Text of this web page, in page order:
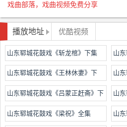
戏曲部落，戏曲视频免费分享
播放地址 优酷视频
山东郓城花鼓戏《斩龙棺》下集 山
山东郓城花鼓戏《王林休妻》下 山
山东郓城花鼓戏《吕蒙正赶斋》下
集
山
集
山东郓城花鼓戏《梁祝》全集 山